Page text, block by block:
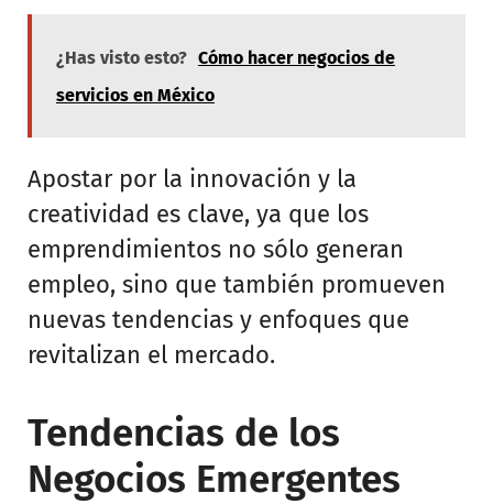
¿Has visto esto? Cómo hacer negocios de
servicios en México
Apostar por la innovación y la
creatividad es clave, ya que los
emprendimientos no sólo generan
empleo, sino que también promueven
nuevas tendencias y enfoques que
revitalizan el mercado.
Tendencias de los
Negocios Emergentes